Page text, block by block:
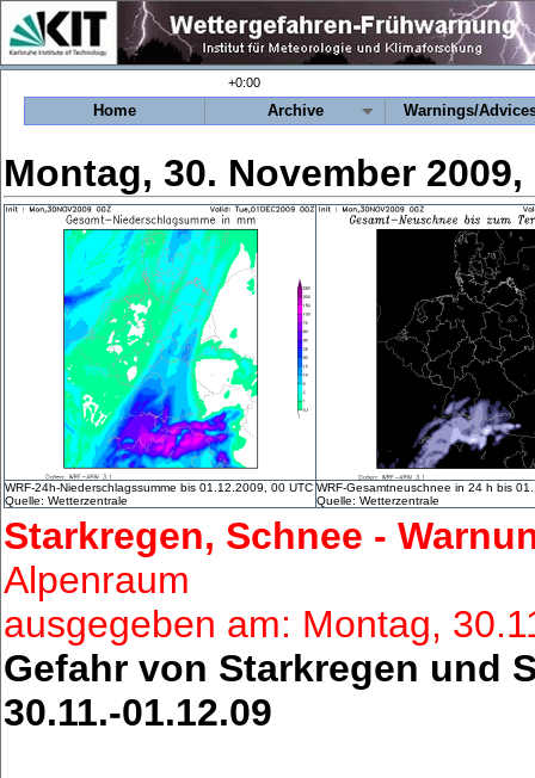
+0:00
Home Archive Warnings/
Montag, 30. November 2009,
WRF-24h-Niederschlagssumme bis 01.12.2009, 00 UTC
Quelle: Wetterzentrale
WRF-Gesamtneuschnee in 24 h bis
Quelle: Wetterzentrale
Starkregen, Schnee -
Alpenraum
ausgegeben am: Montag,
Gefahr von Starkregen und
30.11.-01.12.09